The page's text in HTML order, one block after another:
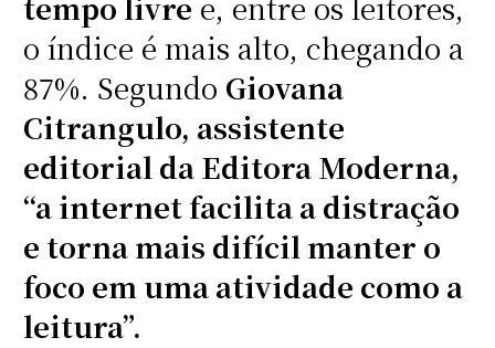
tempo livre e, entre os leitores,
o índice é mais alto, chegando a
87%. Segundo Giovana
Citrangulo, assistente
editorial da Editora Moderna,
“a internet facilita a distração
e torna mais difícil manter o
foco em uma atividade como a
leitura”.